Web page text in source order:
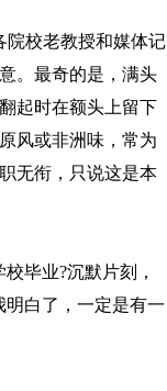
校老教授和媒体记
。最奇的是，满头
起时在额头上留下
风或非洲味，常为
无衔，只说这是本
毕业?沉默片刻，
白了，一定是有一